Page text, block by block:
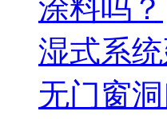
涂料吗？
湿式系
无门窗